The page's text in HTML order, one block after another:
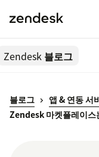
Zendesk 블로그
블로그
앱 & 연동 서
Zendesk 마켓플레이스